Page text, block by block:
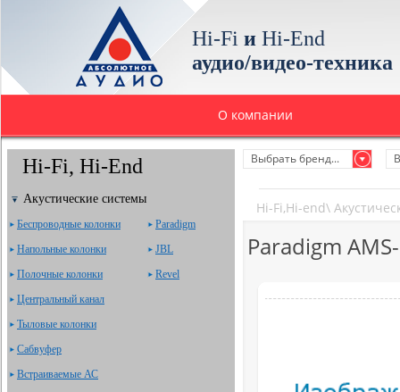
Hi-Fi и Hi-End
аудио/видео-техника
О компании
Выбрать бренд...
Hi-Fi,Hi-end\
Paradigm
Hi-Fi, Hi-End
Акустические системы
Беспроводные колонки
Напольные колонки
Полочные колонки
Центральный канал
Тыловые колонки
Сабвуфер
Встраиваемые АС
Paradigm
JBL
Revel